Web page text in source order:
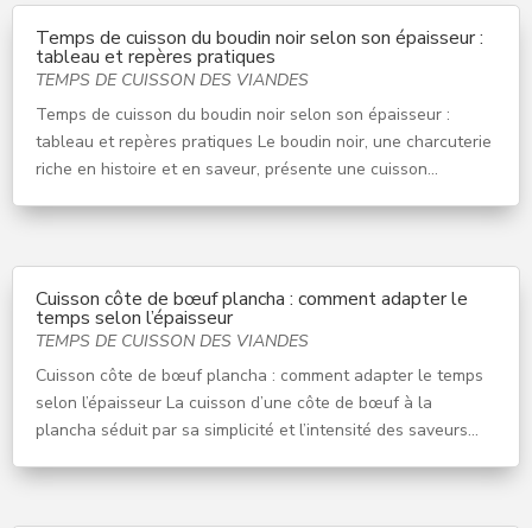
Temps de cuisson du boudin noir selon son épaisseur :
tableau et repères pratiques
TEMPS DE CUISSON DES VIANDES
Temps de cuisson du boudin noir selon son épaisseur :
tableau et repères pratiques Le boudin noir, une charcuterie
riche en histoire et en saveur, présente une cuisson...
Cuisson côte de bœuf plancha : comment adapter le
temps selon l’épaisseur
TEMPS DE CUISSON DES VIANDES
Cuisson côte de bœuf plancha : comment adapter le temps
selon l’épaisseur La cuisson d’une côte de bœuf à la
plancha séduit par sa simplicité et l’intensité des saveurs...